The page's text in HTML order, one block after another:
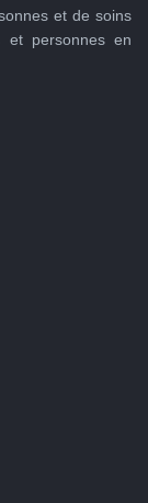
et de soins
et personnes en